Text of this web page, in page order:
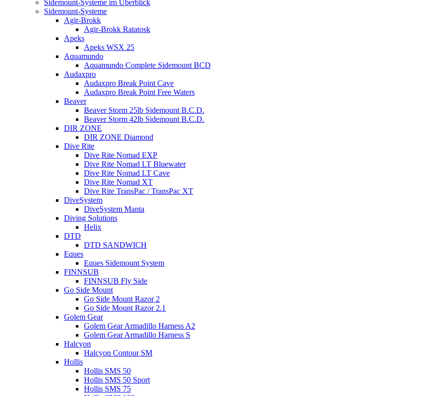
Sidemount-Systeme im Überblick
Sidemount-Systeme
Agir-Brokk
Agir-Brokk Ratatosk
Apeks
Apeks WSX 25
Aquamundo
Aquamundo Complete Sidemount BCD
Audaxpro
Audaxpro Break Point Cave
Audaxpro Break Point Free Waters
Beaver
Beaver Storm 25lb Sidemount B.C.D.
Beaver Storm 42lb Sidemount B.C.D.
DIR ZONE
DIR ZONE Diamond
Dive Rite
Dive Rite Nomad EXP
Dive Rite Nomad LT Bluewater
Dive Rite Nomad LT Cave
Dive Rite Nomad XT
Dive Rite TransPac / TransPac XT
DiveSystem
DiveSystem Manta
Diving Solutions
Helix
DTD
DTD SANDWICH
Eques
Eques Sidemount System
FINNSUB
FINNSUB Fly Side
Go Side Mount
Go Side Mount Razor 2
Go Side Mount Razor 2.1
Golem Gear
Golem Gear Armadillo Harness A2
Golem Gear Armadillo Harness S
Halcyon
Halcyon Contour SM
Hollis
Hollis SMS 50
Hollis SMS 50 Sport
Hollis SMS 75